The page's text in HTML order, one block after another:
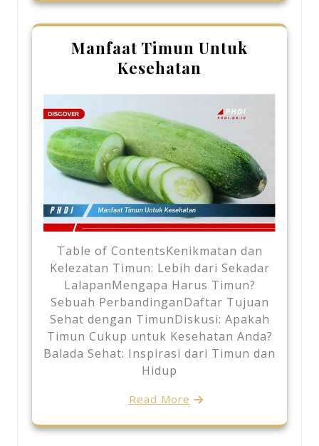
Manfaat Timun Untuk
Kesehatan
Table of ContentsKenikmatan dan
Kelezatan Timun: Lebih dari Sekadar
LalapanMengapa Harus Timun?
Sebuah PerbandinganDaftar Tujuan
Sehat dengan TimunDiskusi: Apakah
Timun Cukup untuk Kesehatan Anda?
Balada Sehat: Inspirasi dari Timun dan
Hidup
Read More